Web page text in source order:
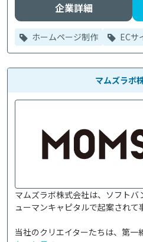
企業詳細
ホームページ制作 ECサ
マムズラボ
マムズラボ株式会社は、ソフトバ
ューマンキャピタルで起案されて
当社のクリエイターたちは、第一